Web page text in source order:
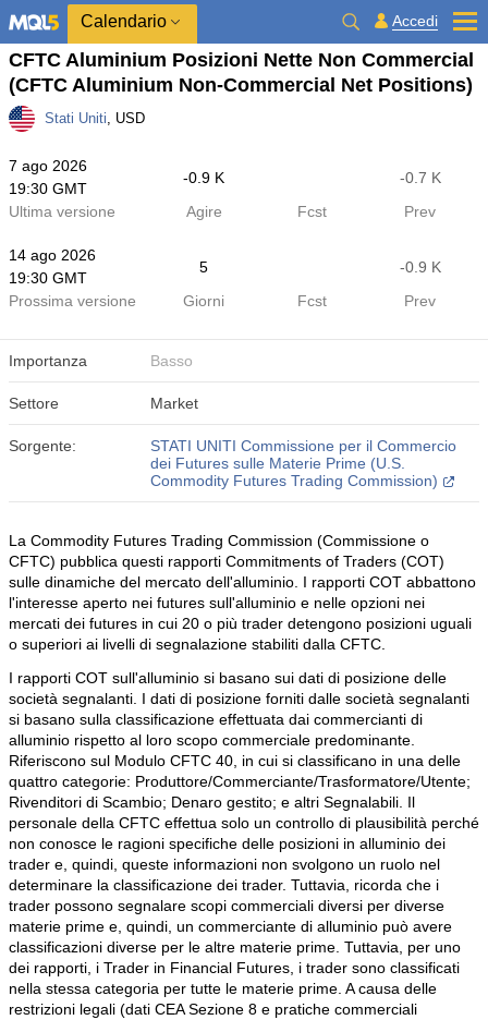
Calendario Accedi
CFTC Aluminium Posizioni Nette Non Commercial
(CFTC Aluminium Non-Commercial Net Positions)
Stati Uniti, USD
7 ago 2026
19:30 GMT
-0.9 K
-0.7 K
Ultima versione
Agire Fcst Prev
14 ago 2026
19:30 GMT
5
-0.9 K
Prossima versione
Giorni Fcst Prev
Importanza Basso
Settore Market
Sorgente:
STATI UNITI Commissione per il Commercio
dei Futures sulle Materie Prime (U.S.
Commodity Futures Trading Commission)
La Commodity Futures Trading Commission (Commissione o
CFTC) pubblica questi rapporti Commitments of Traders (COT)
sulle dinamiche del mercato dell'alluminio. I rapporti COT abbattono
l'interesse aperto nei futures sull'alluminio e nelle opzioni nei
mercati dei futures in cui 20 o più trader detengono posizioni uguali
o superiori ai livelli di segnalazione stabiliti dalla CFTC.
I rapporti COT sull'alluminio si basano sui dati di posizione delle
società segnalanti. I dati di posizione forniti dalle società segnalanti
si basano sulla classificazione effettuata dai commercianti di
alluminio rispetto al loro scopo commerciale predominante.
Riferiscono sul Modulo CFTC 40, in cui si classificano in una delle
quattro categorie: Produttore/Commerciante/Trasformatore/Utente;
Rivenditori di Scambio; Denaro gestito; e altri Segnalabili. Il
personale della CFTC effettua solo un controllo di plausibilità perché
non conosce le ragioni specifiche delle posizioni in alluminio dei
trader e, quindi, queste informazioni non svolgono un ruolo nel
determinare la classificazione dei trader. Tuttavia, ricorda che i
trader possono segnalare scopi commerciali diversi per diverse
materie prime e, quindi, un commerciante di alluminio può avere
classificazioni diverse per le altre materie prime. Tuttavia, per uno
dei rapporti, i Trader in Financial Futures, i trader sono classificati
nella stessa categoria per tutte le materie prime. A causa delle
restrizioni legali (dati CEA Sezione 8 e pratiche commerciali